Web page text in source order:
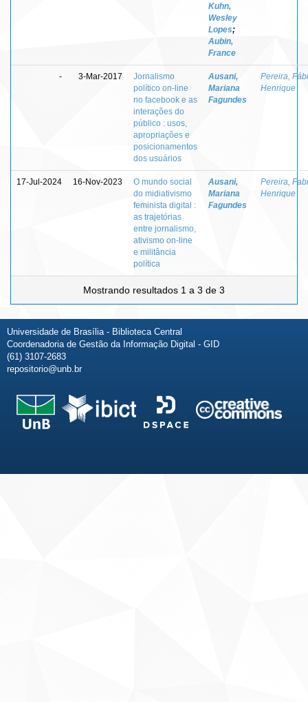
Kuhn,
Wesley
Lopes;
Aubin,
France
- 3-Mar-2017
Jornalismo
político on-line
no facebook e as
interações do
público : usos,
apropriações e
posicionamentos
dos usuários
Ausani,
Mariana
Fagundes
Pereira,
Henrique
17-Jul-2024 16-Nov-2023
O mundo social
do midiativismo
feminista digital :
as trajetórias
entre jornalismo,
ativismo on-line
e militância
política
Ausani,
Mariana
Fagundes
Pereira,
Henrique
Mostrando resultados 1 a 3 de 3
Universidade de Brasília - Biblioteca Central
Coordenadoria de Gestão da Informação Digital - GID
(61) 3107-2683
repositorio@unb.br